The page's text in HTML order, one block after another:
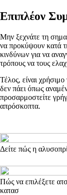
Επιπλέον
Μην ξεχνάτε τη
να προκύψουν κατά
κινδύνων για να
τρόπους να τους
Τέλος, είναι
δεν πάει όπως
προσαρμοστείτε
απρόσκοπτα.
Δείτε πώς η
Πώς να επιλέξετε
κατασ